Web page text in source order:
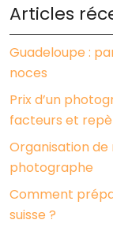
Articles
Guadeloupe :
noces
Prix d’un
facteurs et
Organisation
photographe
Comment
suisse ?